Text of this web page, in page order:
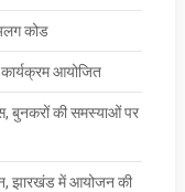
कोड
आयोजित
बुनकरों की समस्याओं पर
झारखंड में आयोजन की